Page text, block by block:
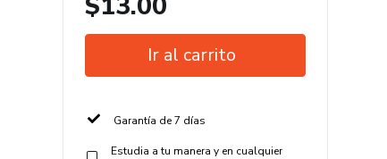
Ir al carrito
Garantía de 7 días
Estudia a tu manera y en cualquier